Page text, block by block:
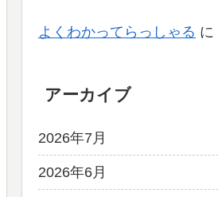
よくわかってらっしゃる に
アーカイブ
2026年7月
2026年6月